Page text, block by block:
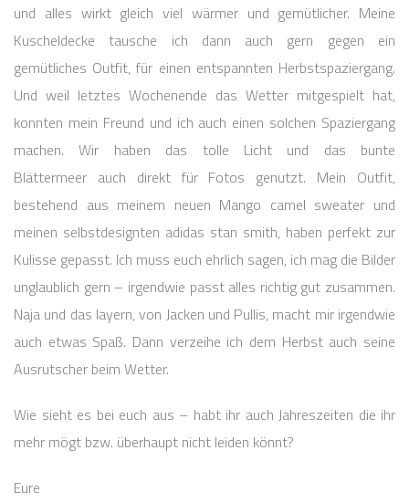
und alles wirkt gleich viel wärmer und gemütlicher. Meine
Kuscheldecke tausche ich dann auch gern gegen ein
gemütliches Outfit, für einen entspannten Herbstspaziergang.
Und weil letztes Wochenende das Wetter mitgespielt hat,
konnten mein Freund und ich auch einen solchen Spaziergang
machen. Wir haben das tolle Licht und das bunte
Blättermeer auch direkt für Fotos genutzt. Mein Outfit,
bestehend aus meinem neuen Mango camel sweater und
meinen selbstdesignten adidas stan smith, haben perfekt zur
Kulisse gepasst. Ich muss euch ehrlich sagen, ich mag die Bilder
unglaublich gern – irgendwie passt alles richtig gut zusammen.
Naja und das layern, von Jacken und Pullis, macht mir irgendwie
auch etwas Spaß. Dann verzeihe ich dem Herbst auch seine
Ausrutscher beim Wetter.
Wie sieht es bei euch aus – habt ihr auch Jahreszeiten die ihr
mehr mögt bzw. überhaupt nicht leiden könnt?
Eure